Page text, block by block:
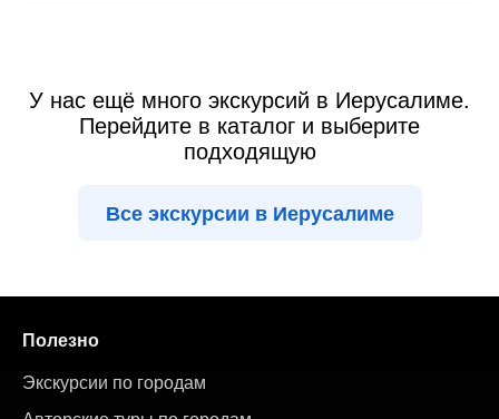
У нас ещё много экскурсий в Иерусалиме.
Перейдите в каталог и выберите
подходящую
Все экскурсии в Иерусалиме
Полезно
Экскурсии по городам